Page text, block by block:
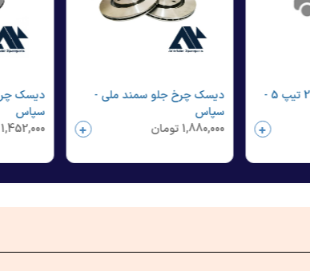
دیسک چرخ عقب 206 تیپ 5 -
دیسک چرخ جلو سمند ملی -
سپاس
1,880,000تومان
سپاس
1,452,000